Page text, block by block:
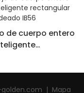
de cuerpo entero
golden.com | Mapa